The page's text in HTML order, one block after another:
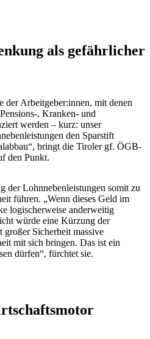
als gefährlicher
der Arbeitgeber:innen, mit denen
, Kranken- und
werden – kurz: unser
den Sparstift
bringt die Tiroler gf. ÖGB-
den Punkt.
der Lohnnebenleistungen somit zu
führen. „Wenn dieses Geld im
logischerweise anderweitig
würde eine Kürzung der
Sicherheit massive
mit sich bringen. Das ist ein
dürfen“, fürchtet sie.